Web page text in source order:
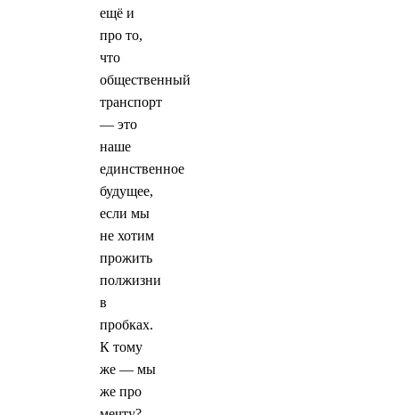
ещё и
про то,
что
общественный
транспорт
— это
наше
единственное
будущее,
если мы
не хотим
прожить
полжизни
в
пробках.
К тому
же — мы
же про